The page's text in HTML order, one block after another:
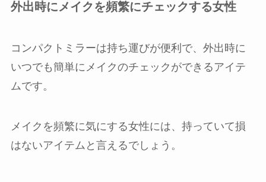
外出時にメイクを頻繁にチェックする女性
コンパクトミラーは持ち運びが便利で、外出時に
いつでも簡単にメイクのチェックができるアイテ
ムです。
メイクを頻繁に気にする女性には、持っていて損
はないアイテムと言えるでしょう。